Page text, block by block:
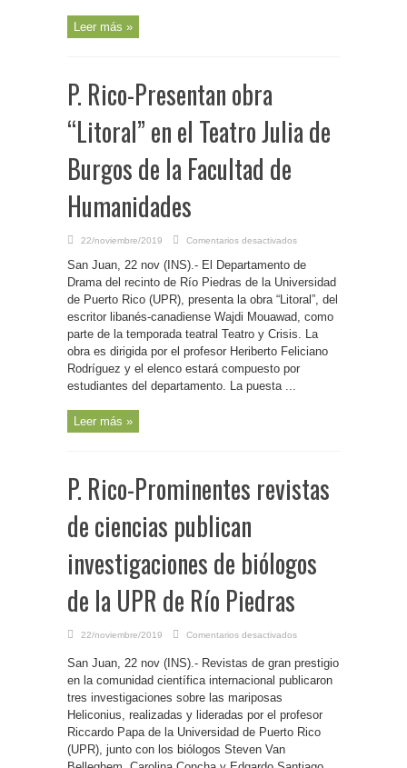
Leer más »
P. Rico-Presentan obra
“Litoral” en el Teatro Julia de
Burgos de la Facultad de
Humanidades
22/noviembre/2019 Comentarios desactivados
Rico-
Presentan
obra
“Litoral”
en
Teatro
Julia
de
Burgos
la
San Juan, 22 nov (INS).- El Departamento de
Drama del recinto de Río Piedras de la Universidad
de Puerto Rico (UPR), presenta la obra “Litoral”, del
escritor libanés-canadiense Wajdi Mouawad, como
parte de la temporada teatral Teatro y Crisis. La
obra es dirigida por el profesor Heriberto Feliciano
Rodríguez y el elenco estará compuesto por
estudiantes del departamento. La puesta ...
Leer más »
P. Rico-Prominentes revistas
de ciencias publican
investigaciones de biólogos
de la UPR de Río Piedras
22/noviembre/2019 Comentarios desactivados
Prominentes
revistas
de
investigaciones
biólogos
UPR
San Juan, 22 nov (INS).- Revistas de gran prestigio
en la comunidad científica internacional publicaron
tres investigaciones sobre las mariposas
Heliconius, realizadas y lideradas por el profesor
Riccardo Papa de la Universidad de Puerto Rico
(UPR), junto con los biólogos Steven Van